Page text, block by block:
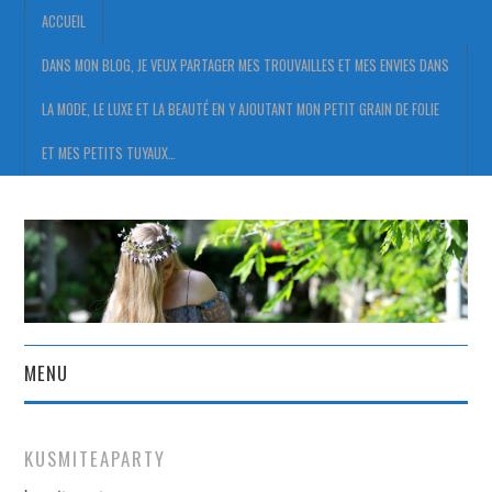
ACCUEIL
DANS MON BLOG, JE VEUX PARTAGER MES TROUVAILLES ET MES ENVIES DANS
LA MODE, LE LUXE ET LA BEAUTÉ EN Y AJOUTANT MON PETIT GRAIN DE FOLIE
ET MES PETITS TUYAUX…
MENU
DANS MON BLOG, JE VEUX
KUSMITEAPARTY